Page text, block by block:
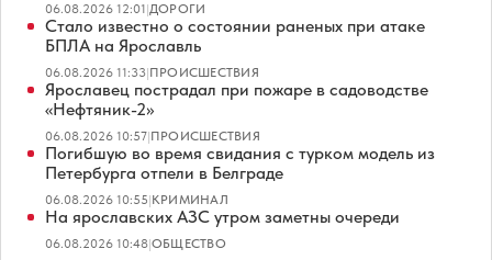
06.08.2026 12:01|ДОРОГИ
Стало известно о состоянии раненых при атаке
БПЛА на Ярославль
06.08.2026 11:33|ПРОИСШЕСТВИЯ
Ярославец пострадал при пожаре в садоводстве
«Нефтяник-2»
06.08.2026 10:57|ПРОИСШЕСТВИЯ
Погибшую во время свидания с турком модель из
Петербурга отпели в Белграде
06.08.2026 10:55|КРИМИНАЛ
На ярославских АЗС утром заметны очереди
06.08.2026 10:48|ОБЩЕСТВО